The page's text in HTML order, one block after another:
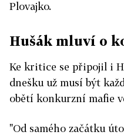
Plovajko.
Hušák mluví o
Ke kritice se připojil i
dnešku už musí být
obětí konkurzní mafie
"Od samého začátku